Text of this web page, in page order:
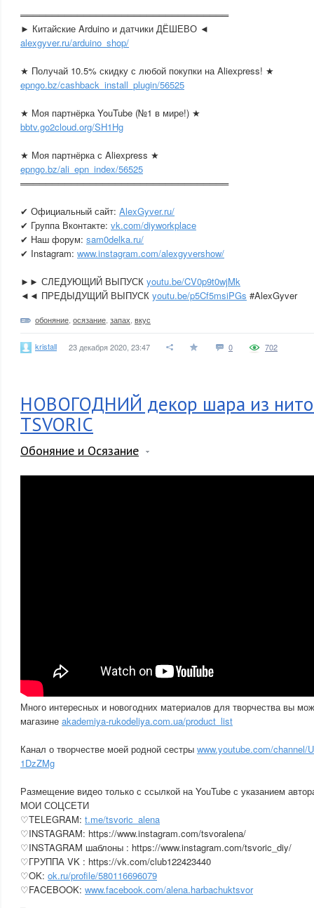
═════════════════════════════════
► Китайские Arduino и датчики ДЁШЕВО ◄
alexgyver.ru/arduino_shop/
★ Получай 10.5% скидку с любой покупки на Aliexpress! ★
epngo.bz/cashback_install_plugin/56525
★ Моя партнёрка YouTube (№1 в мире!) ★
bbtv.go2cloud.org/SH1Hg
★ Моя партнёрка с Aliexpress ★
epngo.bz/ali_epn_index/56525
═════════════════════════════════
✔ Официальный сайт: AlexGyver.ru/
✔ Группа Вконтакте: vk.com/diyworkplace
✔ Наш форум: sam0delka.ru/
✔ Instagram: www.instagram.com/alexgyvershow/
►► СЛЕДУЮЩИЙ ВЫПУСК youtu.be/CV0p9t0wjMk
◄◄ ПРЕДЫДУЩИЙ ВЫПУСК youtu.be/p5Cf5msiPGs #AlexGyver
обоняние осязание запах вкус
kristall 23 декабря 2020, 23:47 0 702
НОВОГОДНИЙ декор шара из
TSVORIC
Обоняние и Осязание
Много интересных и новогодних материалов для творчества вы
магазине akademiya-rukodeliya.com.ua/product_list
Канал о творчестве моей родной сестры www.youtube.com/channel/
1DzZMg
Размещение видео только с ссылкой на YouTube с указанием
МОИ СОЦСЕТИ
♡TELEGRAM: t.me/tsvoric_alena
♡INSTAGRAM: https://www.instagram.com/tsvoralena/
♡INSTAGRAM шаблоны : https://www.instagram.com/tsvoric_diy/
♡ГРУППА VK : https://vk.com/club122423440
♡OK: ok.ru/profile/580116696079
♡FACEBOOK: www.facebook.com/alena.harbachuktsvor